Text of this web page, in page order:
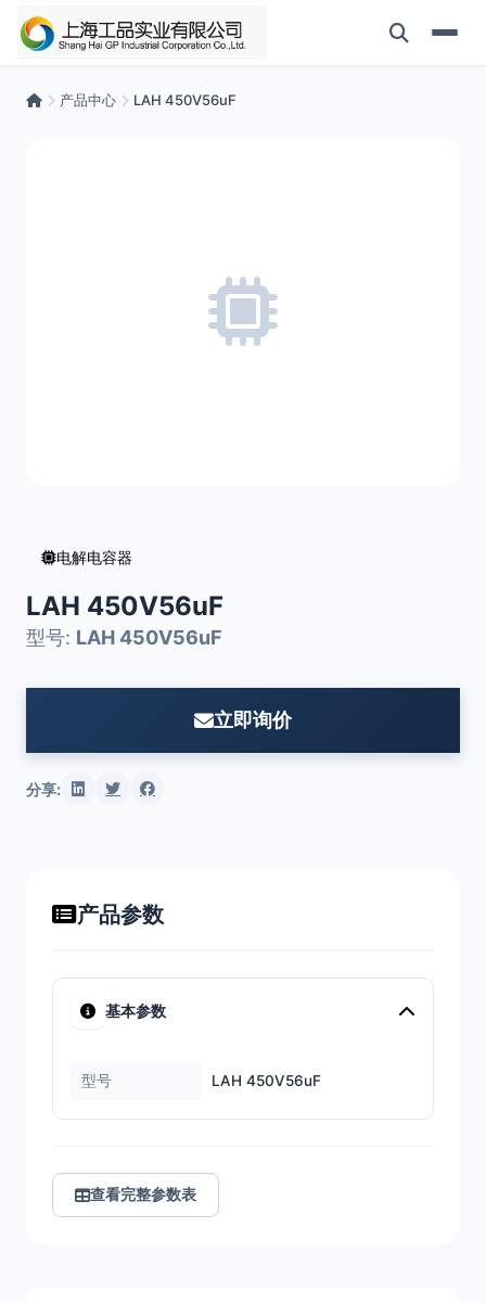
产品中心 LAH 450V56uF
电解电容器
LAH 450V56uF
型号: LAH 450V56uF
立即询价
分享:
产品参数
基本参数
型号 LAH 450V56uF
查看完整参数表